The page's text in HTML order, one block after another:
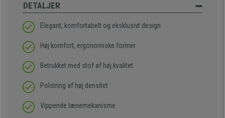
DETALJER
Elegant, komfortabelt og eksklusivt design
Høj komfort, ergonomiske former
Betrukket med stof af høj kvalitet
Polstring af høj densitet
Vippende lænemekanisme